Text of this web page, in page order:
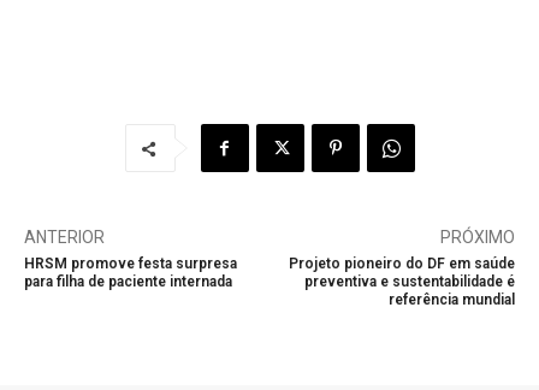
ANTERIOR
HRSM promove festa surpresa
para filha de paciente internada
PRÓXIMO
Projeto pioneiro do DF em saúde
preventiva e sustentabilidade é
referência mundial